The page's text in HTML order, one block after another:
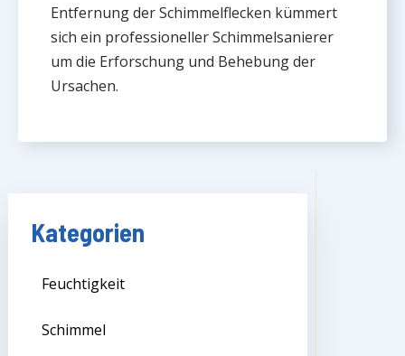
Entfernung der Schimmelflecken kümmert
sich ein professioneller Schimmelsanierer
um die Erforschung und Behebung der
Ursachen.
Kategorien
Feuchtigkeit
Schimmel